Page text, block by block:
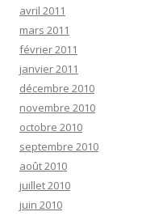
avril 2011
mars 2011
février 2011
janvier 2011
décembre 2010
novembre 2010
octobre 2010
septembre 2010
août 2010
juillet 2010
juin 2010